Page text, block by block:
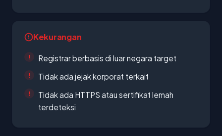
Kekurangan
Registrar berbasis di luar negara target
Tidak ada jejak korporat terkait
Tidak ada HTTPS atau sertifikat lemah
terdeteksi